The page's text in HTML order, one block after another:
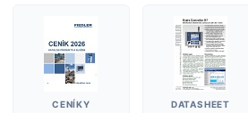
CENÍKY DATASHEET